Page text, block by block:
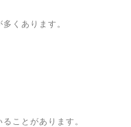
くあります。
ことがあります。